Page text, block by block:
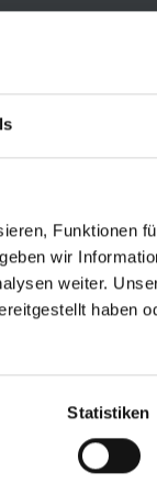
Funktionen
wir
weiter.
haben
Statistiken
wir mit